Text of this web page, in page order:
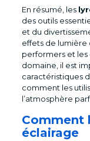
En résumé, les
des outils
et du
effets de lumière
performers et les
domaine, il est
caractéristiques
comment les
l’atmosphère
Comment
éclairage